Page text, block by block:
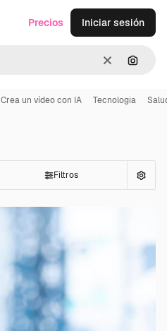
Borrar
Precios Iniciar sesión
Crea un vídeo con IA Tecnologia
Filtros